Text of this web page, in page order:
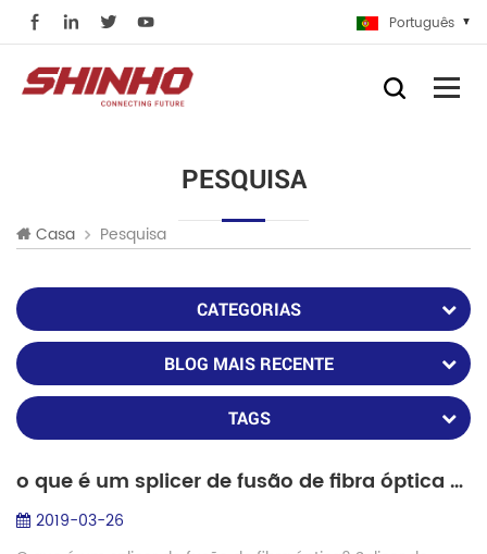
Português
PESQUISA
Casa Pesquisa
CATEGORIAS
BLOG MAIS RECENTE
TAGS
o que é um splicer de fusão de fibra óptica e como emendar duas fibras
2019-03-26